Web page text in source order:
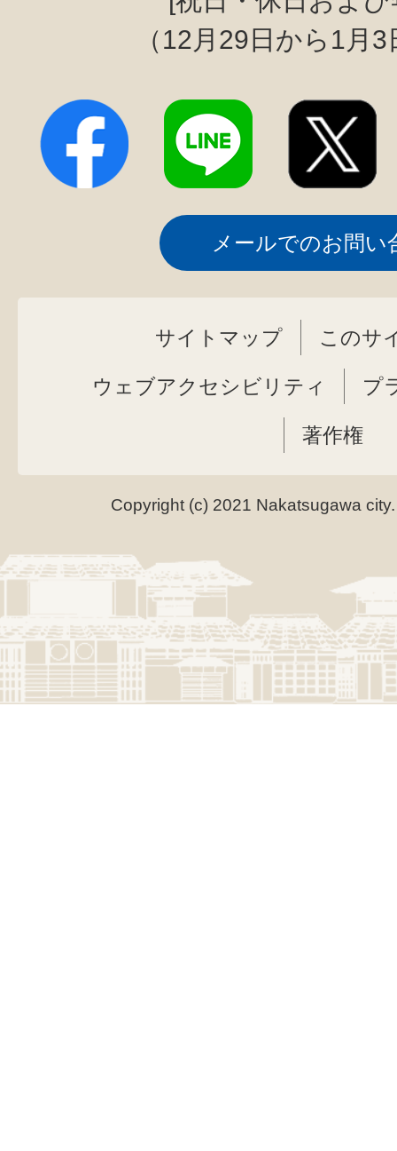
（12月29日から1月
メールでのお問い
サイトマップ このサ
ウェブアクセシビリティ プ
著作権
Copyright (c) 2021 Nakatsugawa